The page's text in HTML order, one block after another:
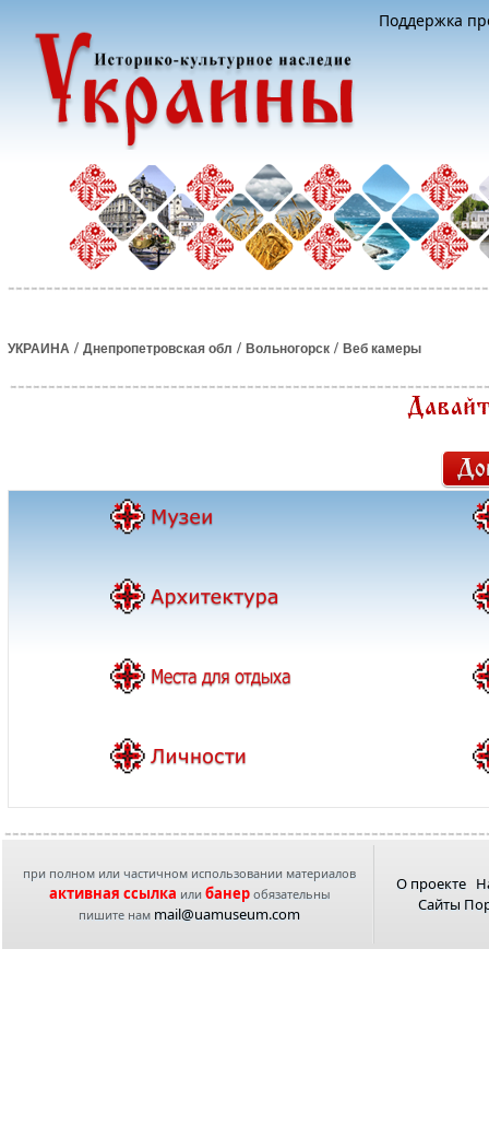
Поддержка
УКРАИНА / Днепропетровская обл / Вольногорск / Веб камеры
при полном или частичном использовании материалов
активная ссылка или банеробязательны
пишите нам mail@uamuseum.com
О проекте
Сайты